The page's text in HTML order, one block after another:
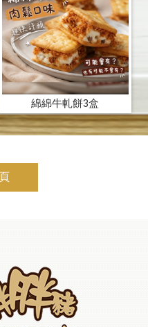
綿綿牛軋餅3盒